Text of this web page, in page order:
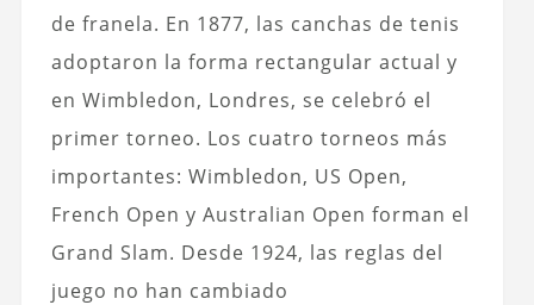
de franela. En 1877, las canchas de tenis
adoptaron la forma rectangular actual y
en Wimbledon, Londres, se celebró el
primer torneo. Los cuatro torneos más
importantes: Wimbledon, US Open,
French Open y Australian Open forman el
Grand Slam. Desde 1924, las reglas del
juego no han cambiado